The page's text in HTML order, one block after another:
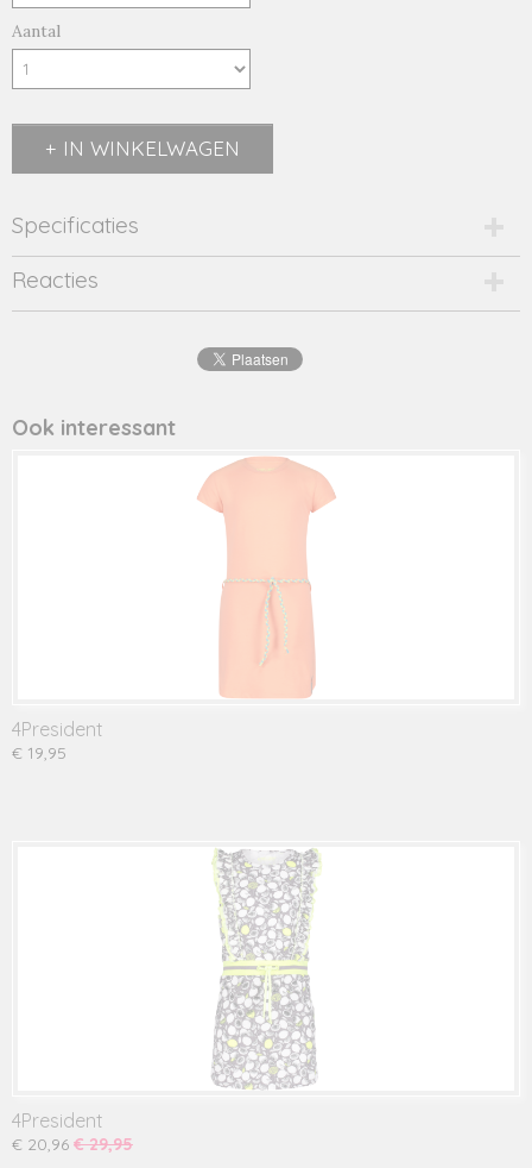
Aantal
IN WINKELWAGEN
Specificaties
Productcode
rian-16560
Productcode leverancier
Reacties
Ook interessant
4President
€ 19,95
4President
€ 20,96 € 29,95